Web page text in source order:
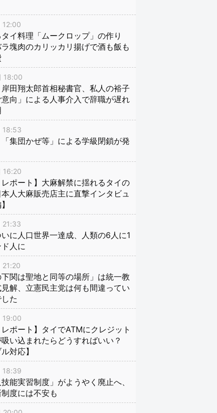
12:00
イ料理「ムークロップ」の作り
塊肉のカリッカリ揚げで酒も飯も
18:00
岸田翔太郎首相秘書官、私人の裕子
向」による人事介入で辞職が遅れ
18:53
「集団かぜ等」による学級閉鎖が発
16:20
レポート】大麻解禁に揺れるタイの
人大麻販売店主に直撃インタビュ
21:33
に人口世界一達成、人類の6人に1
人に
21:20
下関は聖地と同等の場所」は統一教
解、立憲民主党は何も間違ってい
た
19:00
レポート】タイでATMにクレジット
い込まれたらどうすればいい？
対応】
18:39
技能実習制度」がようやく廃止へ、
度には不安も